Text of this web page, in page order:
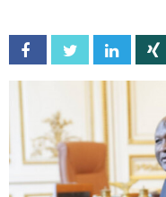
Facebook Twitter Linkedin